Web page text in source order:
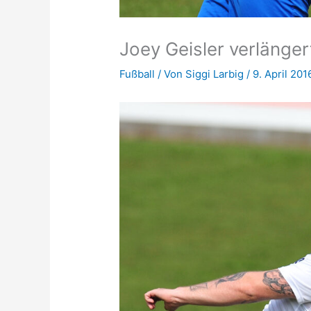
Joey Geisler
Fußball / Von Siggi Larbig / 9. April